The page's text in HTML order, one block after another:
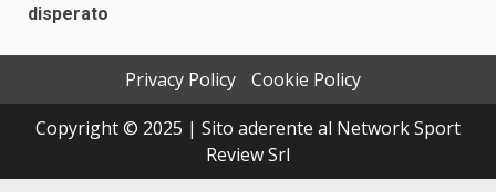
disperato
Privacy Policy
Cookie Policy
Copyright © 2025 | Sito aderente al Network Sport
Review Srl